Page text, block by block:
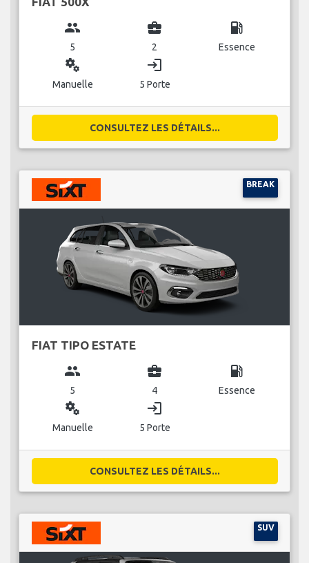
group
5
business_center
2
local_gas_station
Essence
miscellaneous_services
Manuelle
login
5 Porte
CONSULTEZ LES DÉTAILS...
BREAK
FIAT TIPO ESTATE
group
5
business_center
4
local_gas_station
Essence
miscellaneous_services
Manuelle
login
5 Porte
CONSULTEZ LES DÉTAILS...
SUV